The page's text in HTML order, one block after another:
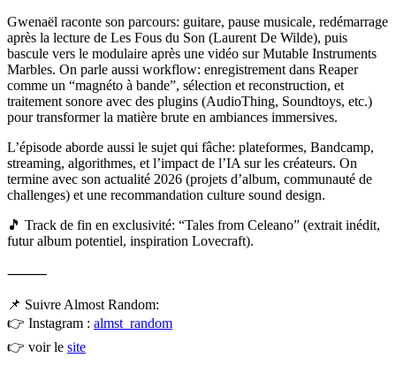
Gwenaël raconte son parcours: guitare, pause musicale, redémarrage
après la lecture de Les Fous du Son (Laurent De Wilde), puis
bascule vers le modulaire après une vidéo sur Mutable Instruments
Marbles. On parle aussi workflow: enregistrement dans Reaper
comme un “magnéto à bande”, sélection et reconstruction, et
traitement sonore avec des plugins (AudioThing, Soundtoys, etc.)
pour transformer la matière brute en ambiances immersives.
L’épisode aborde aussi le sujet qui fâche: plateformes, Bandcamp,
streaming, algorithmes, et l’impact de l’IA sur les créateurs. On
termine avec son actualité 2026 (projets d’album, communauté de
challenges) et une recommandation culture sound design.
🎵 Track de fin en exclusivité: “Tales from Celeano” (extrait inédit,
futur album potentiel, inspiration Lovecraft).
⸻
📌 Suivre Almost Random:
👉 Instagram : almst_random
👉 voir le site